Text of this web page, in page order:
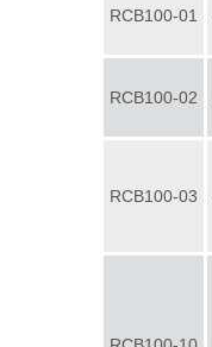
RCB100-01
RCB100-02
RCB100-03